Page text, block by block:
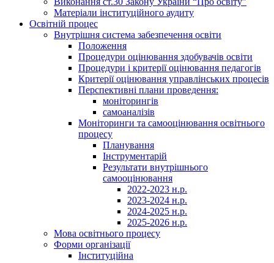
Матеріали інституційного аудиту
Освітній процес
Внутрішня система забезпечення освіти
Положення
Процедури оцінювання здобувачів освіти
Процедури і критерії оцінювання педагогів
Критерії оцінювання управлінських процесів
Перспективні плани проведення:
моніторингів
самоаналізів
Моніторинги та самооцінювання освітнього
процесу
Планування
Інструментарій
Результати внутрішнього
самооцінювання
2022-2023 н.р.
2023-2024 н.р.
2024-2025 н.р.
2025-2026 н.р.
Мова освітнього процесу
Форми організації
Інституційна